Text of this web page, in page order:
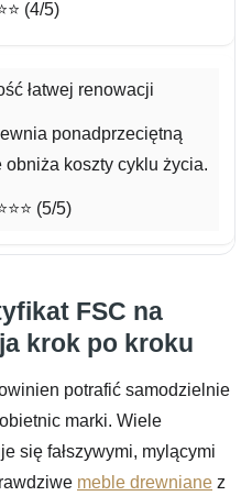
(4/5)
łatwej renowacji
ponadprzeciętną
obniża koszty cyklu życia.
(5/5)
FSC na
krok po kroku
potrafić samodzielnie
marki. Wiele
się fałszywymi, mylącymi
meble drewniane z